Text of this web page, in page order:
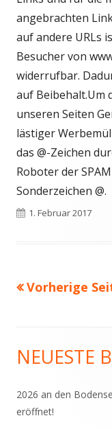
angebrachten
auf andere URLs
Besucher von
widerrufbar.
auf Beibehalt.Um
unseren Seiten
lästiger
das @-Zeichen
Roboter der
Sonderzeichen @.
Veröffentlicht
1. Februar 2017
Beiträge
Vorherige
Haupt-
Seitenleiste
NEUESTE
2026 an den
eröffnet!